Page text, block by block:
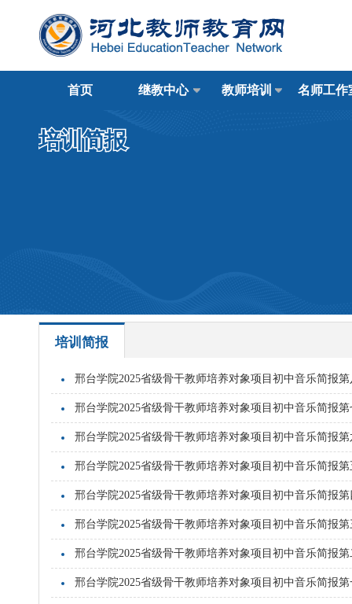
首页 继教中心 教师培训 名师工作
培训简报
培训简报
邢台学院2025省级骨干教师培养对象项目初中音乐简报第
邢台学院2025省级骨干教师培养对象项目初中音乐简报第
邢台学院2025省级骨干教师培养对象项目初中音乐简报第
邢台学院2025省级骨干教师培养对象项目初中音乐简报第
邢台学院2025省级骨干教师培养对象项目初中音乐简报第
邢台学院2025省级骨干教师培养对象项目初中音乐简报第
邢台学院2025省级骨干教师培养对象项目初中音乐简报第
邢台学院2025省级骨干教师培养对象项目初中音乐简报第